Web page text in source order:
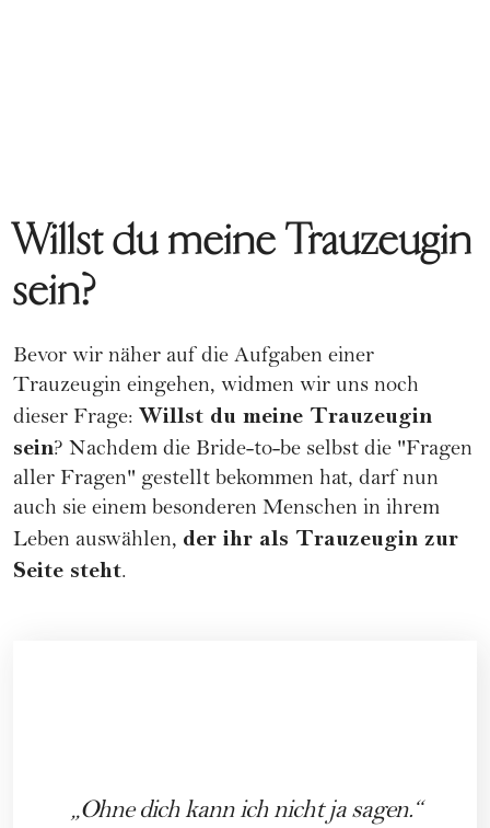
Willst du meine Trauzeugin
sein?
Bevor wir näher auf die Aufgaben einer
Trauzeugin eingehen, widmen wir uns noch
dieser Frage: Willst du meine Trauzeugin
sein? Nachdem die Bride-to-be selbst die "Fragen
aller Fragen" gestellt bekommen hat, darf nun
auch sie einem besonderen Menschen in ihrem
Leben auswählen, der ihr als Trauzeugin zur
Seite steht.
Ohne dich kann ich nicht ja sagen.